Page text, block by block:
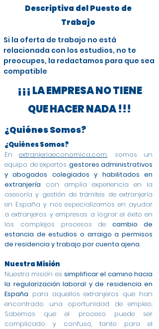
Descriptiva del Puesto de
Trabajo
Si la oferta de trabajo no está
relacionada con los estudios, no te
preocupes, la redactamos para que sea
compatible
¡¡¡ LA EMPRESA NO TIENE
QUE HACER NADA !!!
¿Quiénes Somos?
¿Quiénes Somos?
Enextranjeriaeconomica.com, somos un
equipo de expertos gestores administrativos
y abogados colegiados y habilitados en
extranjería con amplia experiencia en la
asesoría y gestión de trámites de extranjería
en España y nos especializamos en ayudar
a extranjeros y empresas a lograr el éxito en
los complejos procesos decambio de
estancia de estudios o arraigo a permisos
de residencia y trabajo por cuenta ajena.
Nuestra Misión
Nuestra misión es simplificar el camino hacia
la regularización laboral y de residencia en
España para aquellos extranjeros que han
encontrado una oportunidad de empleo.
Sabemos que el proceso puede ser
complicado y confuso, tanto para el